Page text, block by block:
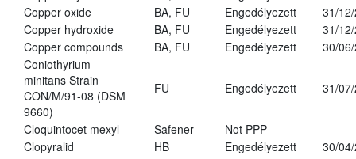
Copper oxide
BA, FU Engedélyezett
31/
Copper hydroxide
BA, FU Engedélyezett
31/
Copper compounds
BA, FU Engedélyezett
30/
Coniothyrium
minitans Strain
CON/M/91-08 (DSM
9660)
FU Engedélyezett 31/
Cloquintocet mexyl Safener Not PPP
-
Clopyralid
HB Engedélyezett
30/